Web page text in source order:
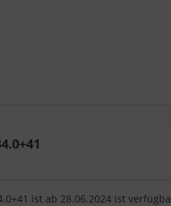
ist ab 28.06.2024 ist